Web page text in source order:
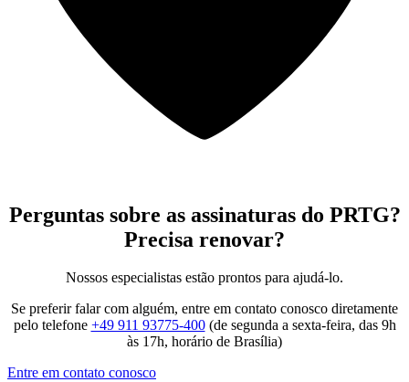
Perguntas sobre as assinaturas do PRTG?
Precisa renovar?
Nossos especialistas estão prontos para ajudá-lo.
Se preferir falar com alguém, entre em contato conosco diretamente
pelo telefone +49 911 93775-400(de segunda a sexta-feira, das 9h
às 17h, horário de Brasília)
Entre em contato conosco